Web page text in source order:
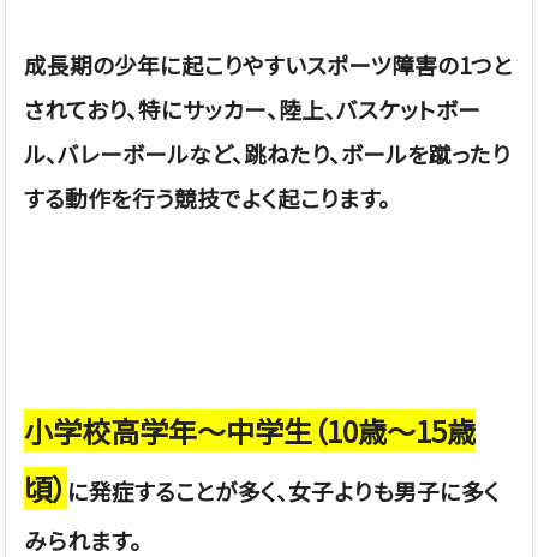
成長期の少年に起こりやすいスポーツ障害の1つと
されており、特にサッカー、陸上、バスケットボー
ル、バレーボールなど、跳ねたり、ボールを蹴ったり
する動作を行う競技でよく起こります。
小学校高学年～中学生（10歳～15歳
頃） に発症することが多く、女子よりも男子に多く
みられます。